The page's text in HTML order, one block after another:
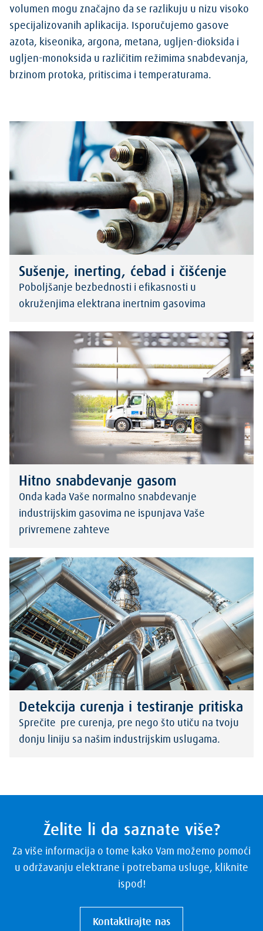
volumen mogu značajno da se razlikuju u nizu visoko
specijalizovanih aplikacija. Isporučujemo gasove
azota, kiseonika, argona, metana, ugljen-dioksida i
ugljen-monoksida u različitim režimima snabdevanja,
brzinom protoka, pritiscima i temperaturama.
Sušenje, inerting, ćebad i čišćenje
Poboljšanje bezbednosti i efikasnosti u
okruženjima elektrana inertnim gasovima
Hitno snabdevanje gasom
Onda kada Vaše normalno snabdevanje
industrijskim gasovima ne ispunjava Vaše
privremene zahteve
Detekcija curenja i testiranje pritiska
Sprečite pre curenja, pre nego što utiču na tvoju
donju liniju sa našim industrijskim uslugama.
Želite li da saznate više?
Za više informacija o tome kako Vam možemo pomoći
u održavanju elektrane i potrebama usluge, kliknite
ispod!
Kontaktirajte nas